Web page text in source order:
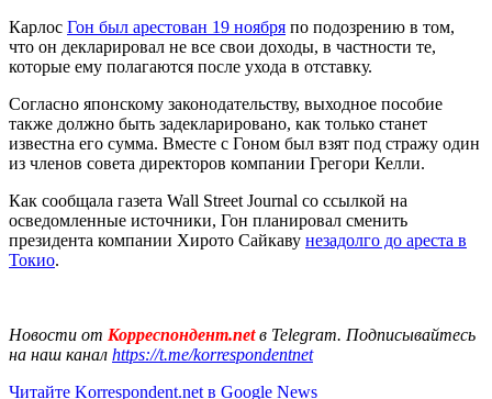
Карлос Гон был арестован 19 ноября по подозрению в том,
что он декларировал не все свои доходы, в частности те,
которые ему полагаются после ухода в отставку.
Согласно японскому законодательству, выходное пособие
также должно быть задекларировано, как только станет
известна его сумма. Вместе с Гоном был взят под стражу один
из членов совета директоров компании Грегори Келли.
Как сообщала газета Wall Street Journal со ссылкой на
осведомленные источники, Гон планировал сменить
президента компании Хирото Сайкаву незадолго до ареста в
Токио.
Новости от Корреспондент.netв Telegram. Подписывайтесь
на наш канал https://t.me/korrespondentnet
Читайте Korrespondent.net в Google News